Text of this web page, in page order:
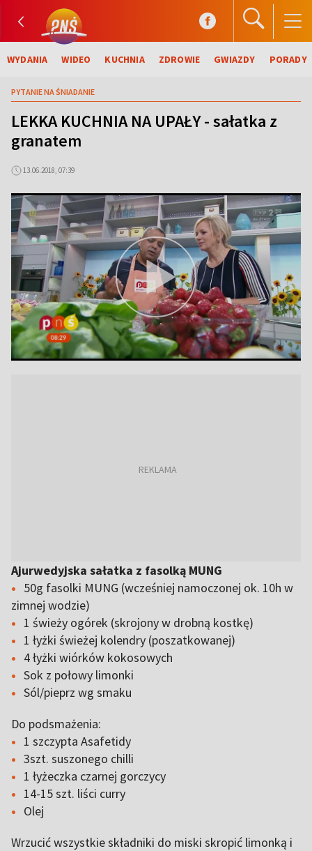
WYDANIA WIDEO KUCHNIA ZDROWIE GWIAZDY PORADY
PYTANIE NA ŚNIADANIE
LEKKA KUCHNIA NA UPAŁY - sałatka z
granatem
13.06.2018, 07:39
Ajurwedyjska sałatka z fasolką MUNG
50g fasolki MUNG (wcześniej namoczonej ok. 10h w
zimnej wodzie)
1 świeży ogórek (skrojony w drobną kostkę)
1 łyżki świeżej kolendry (poszatkowanej)
4 łyżki wiórków kokosowych
Sok z połowy limonki
Sól/pieprz wg smaku
Do podsmażenia:
1 szczypta Asafetidy
3szt. suszonego chilli
1 łyżeczka czarnej gorczycy
14-15 szt. liści curry
Olej
Wrzucić wszystkie składniki do miski skropić limonką i